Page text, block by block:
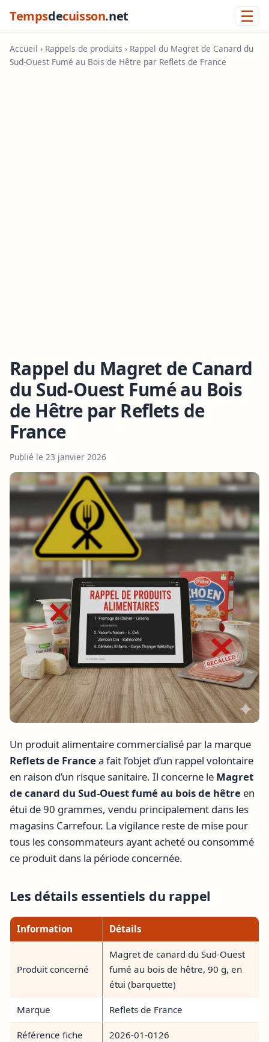
Tempsdecuisson.net ☰
Accueil › Rappels de produits › Rappel du Magret de Canard du
Sud-Ouest Fumé au Bois de Hêtre par Reflets de France
Rappel du Magret de Canard
du Sud-Ouest Fumé au Bois
de Hêtre par Reflets de
France
Publié le 23 janvier 2026
Un produit alimentaire commercialisé par la marque
Reflets de Francea fait l’objet d’un rappel volontaire
en raison d’un risque sanitaire. Il concerne le Magret
de canard du Sud-Ouest fumé au bois de hêtre en
étui de 90 grammes, vendu principalement dans les
magasins Carrefour. La vigilance reste de mise pour
tous les consommateurs ayant acheté ou consommé
ce produit dans la période concernée.
Les détails essentiels du rappel
Information Détails
Produit concerné
Magret de canard du Sud-Ouest
fumé au bois de hêtre, 90 g, en
étui (barquette)
Marque Reflets de France
Référence fiche 2026-01-0126